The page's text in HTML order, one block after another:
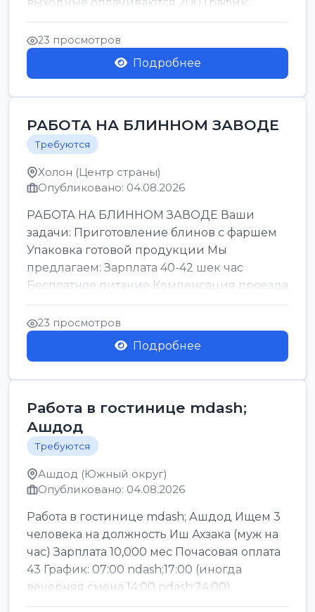
смены утро день ночь ...
23 просмотров
Подробнее
РАБОТА НА БЛИННОМ ЗАВОДЕ
Требуются
Холон (Центр страны)
Опубликовано: 04.08.2026
РАБОТА НА БЛИННОМ ЗАВОДЕ Ваши
задачи: Приготовление блинов с фаршем
Упаковка готовой продукции Мы
предлагаем: Зарплата 40-42 шек час
Бесплатное питание Компенсация проезда
Легкие условия труда График:...
23 просмотров
Подробнее
Работа в гостинице mdash;
Ашдод
Требуются
Ашдод (Южный округ)
Опубликовано: 04.08.2026
Работа в гостинице mdash; Ашдод Ищем 3
человека на должность Иш Ахзака (муж на
час) Зарплата 10,000 мес Почасовая оплата
43 График: 07:00 ndash;17:00 (иногда
вечерняя смена 14:00 ndash;24:00)
Обязател...